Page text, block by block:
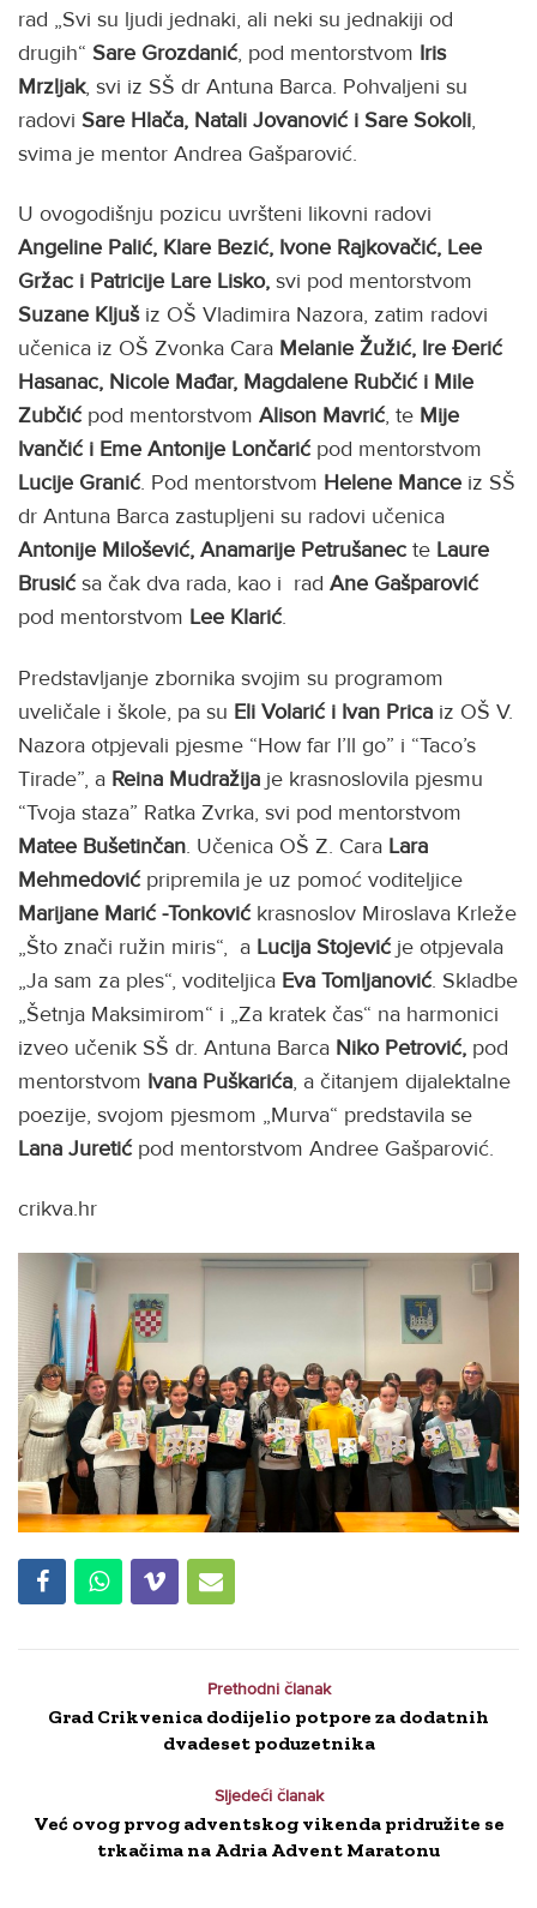
rad „Svi su ljudi jednaki, ali neki su jednakiji od
drugih“ Sare Grozdanić, pod mentorstvom Iris
Mrzljak, svi iz SŠ dr Antuna Barca. Pohvaljeni su
radovi Sare Hlača, Natali Jovanović i Sare Sokoli,
svima je mentor Andrea Gašparović.
U ovogodišnju pozicu uvršteni likovni radovi
Angeline Palić, Klare Bezić, Ivone Rajkovačić, Lee
Gržac i Patricije Lare Lisko, svi pod mentorstvom
Suzane Kljušiz OŠ Vladimira Nazora, zatim radovi
učenica iz OŠ Zvonka Cara Melanie Žužić, Ire Đerić
Hasanac, Nicole Mađar, Magdalene Rubčić i Mile
Zubčić pod mentorstvom Alison Mavrić, te Mije
Ivančić i Eme Antonije Lončarić pod mentorstvom
Lucije Granić. Pod mentorstvom Helene Mance iz SŠ
dr Antuna Barca zastupljeni su radovi učenica
Antonije Milošević, Anamarije Petrušanec te Laure
Brusićsa čak dva rada, kao i rad Ane Gašparović
pod mentorstvom Lee Klarić.
Predstavljanje zbornika svojim su programom
uveličale i škole, pa su Eli Volarić i Ivan Prica iz OŠ V.
Nazora otpjevali pjesme “How far I’ll go” i “Taco’s
Tirade”, a Reina Mudražija je krasnoslovila pjesmu
“Tvoja staza” Ratka Zvrka, svi pod mentorstvom
Matee Bušetinčan. Učenica OŠ Z. Cara Lara
Mehmedovićpripremila je uz pomoć voditeljice
Marijane Marić -Tonkovićkrasnoslov Miroslava Krleže
„Što znači ružin miris“, a Lucija Stojevićje otpjevala
„Ja sam za ples“, voditeljica Eva Tomljanović. Skladbe
„Šetnja Maksimirom“ i „Za kratek čas“ na harmonici
izveo učenik SŠ dr. Antuna Barca Niko Petrović, pod
mentorstvom Ivana Puškarića, a čitanjem dijalektalne
poezije, svojom pjesmom „Murva“ predstavila se
Lana Juretićpod mentorstvom Andree Gašparović.
crikva.hr
Prethodni članak
Grad Crikvenica dodijelio potpore za dodatnih
dvadeset poduzetnika
Sljedeći članak
Već ovog prvog adventskog vikenda pridružite se
trkačima na Adria Advent Maratonu